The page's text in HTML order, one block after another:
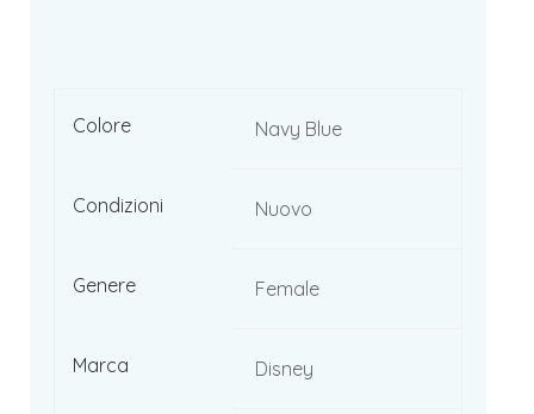
Colore Navy Blue
Condizioni Nuovo
Genere Female
Marca Disney